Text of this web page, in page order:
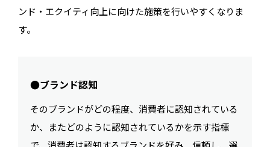
ンド・エクイティ向上に向けた施策を行いやすくなりま
す。
●ブランド認知
そのブランドがどの程度、消費者に認知されている
か、またどのように認知されているかを示す指標